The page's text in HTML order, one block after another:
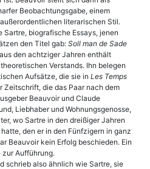
Beobachtungsgabe, einem
literarischen Stil.
biografische Essays, jenen
den Titel gab: Soll man de Sade
den achtziger Jahren enthält
Verstands. Ihn belegen
Aufsätze, die sie in Les Temps
Zeitschrift, die das Paar nach dem
Beauvoir und Claude
Liebhaber und Wohnungsgenosse,
wo Sartre in den dreißiger Jahren
den er in den Fünfzigern in ganz
Beauvoir kein Erfolg beschieden. Ein
Aufführung.
schrieb also ähnlich wie Sartre, sie